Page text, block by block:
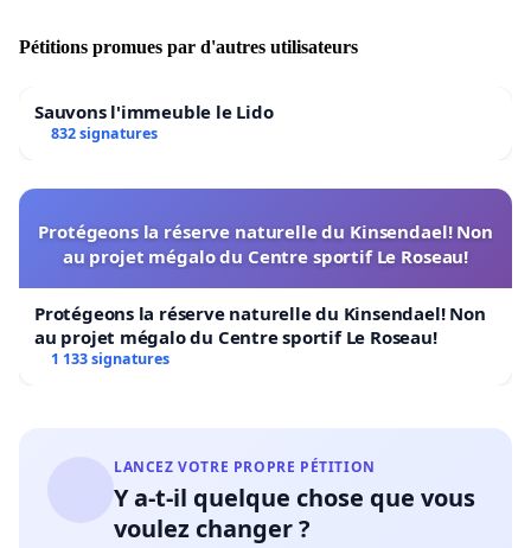
Pétitions promues par d'autres utilisateurs
Sauvons l'immeuble le Lido
832 signatures
Protégeons la réserve naturelle du Kinsendael! Non
au projet mégalo du Centre sportif Le Roseau!
Protégeons la réserve naturelle du Kinsendael! Non
au projet mégalo du Centre sportif Le Roseau!
1 133 signatures
LANCEZ VOTRE PROPRE PÉTITION
Y a-t-il quelque chose que vous
voulez changer ?